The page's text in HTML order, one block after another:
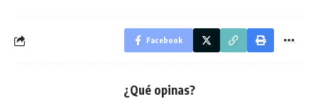
Facebook
¿Qué opinas?